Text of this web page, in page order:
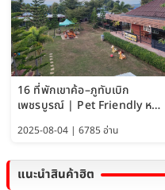
16 ที่พักเขาค้อ–ภูทับเบิก
เพชรบูรณ์ | Pet Friendly หมา
2025-08-04 | 6785 อ่าน
แนะนำสินค้าฮิต